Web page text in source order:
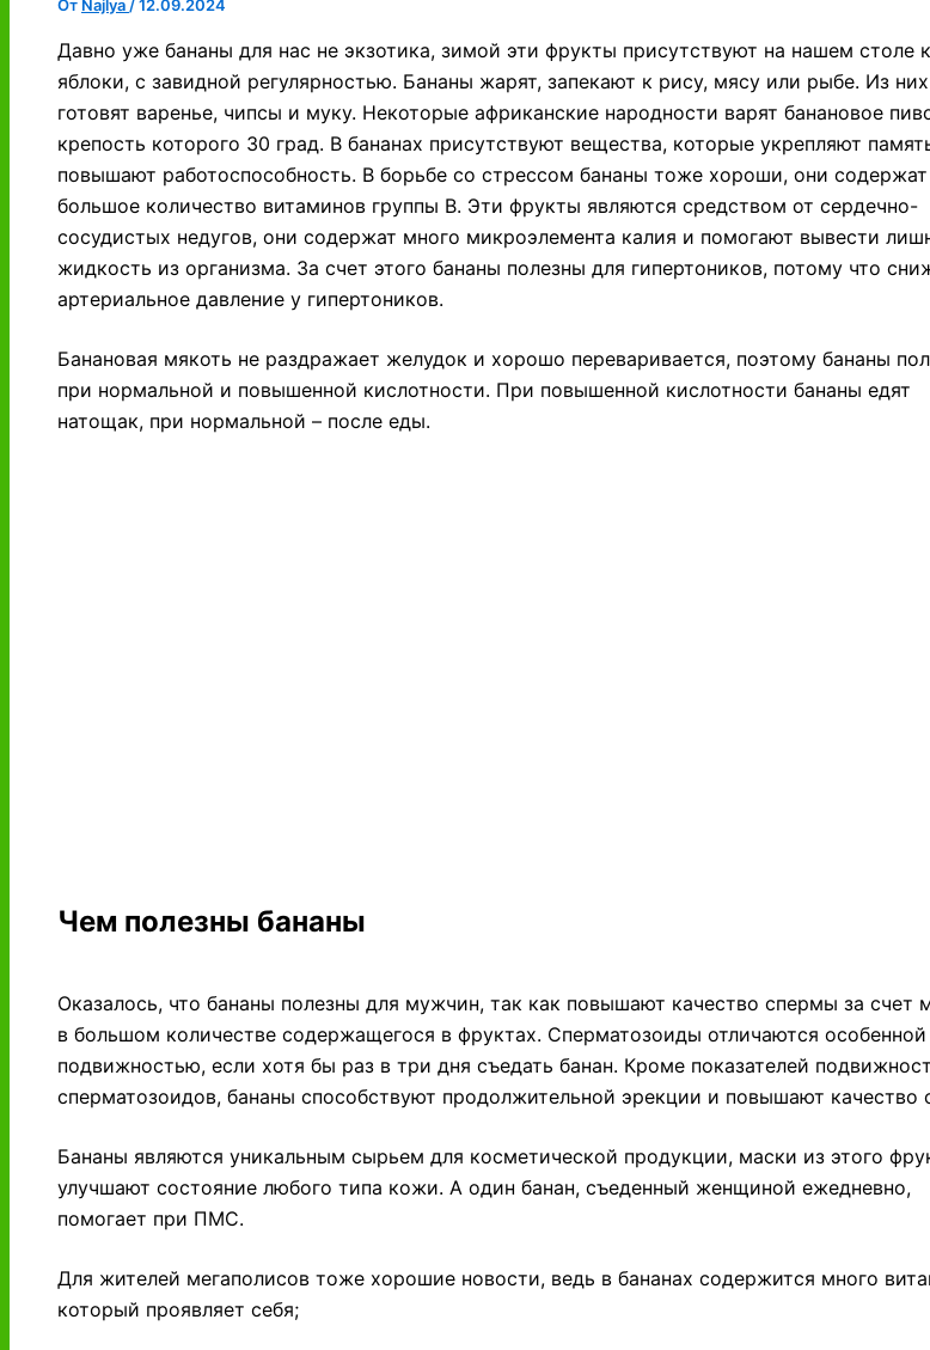
От Najlya /12.09.2024
Давно уже бананы для нас не экзотика, зимой эти фрукты присутствуют на нашем столе
яблоки, с завидной регулярностью. Бананы жарят, запекают к рису, мясу или рыбе. Из них
готовят варенье, чипсы и муку. Некоторые африканские народности варят банановое
крепость которого 30 град. В бананах присутствуют вещества, которые укрепляют
повышают работоспособность. В борьбе со стрессом бананы тоже хороши, они содержат
большое количество витаминов группы В. Эти фрукты являются средством от сердечно-
сосудистых недугов, они содержат много микроэлемента калия и помогают вывести
жидкость из организма. За счет этого бананы полезны для гипертоников, потому что
артериальное давление у гипертоников.
Банановая мякоть не раздражает желудок и хорошо переваривается, поэтому бананы
при нормальной и повышенной кислотности. При повышенной кислотности бананы едят
натощак, при нормальной – после еды.
Чем полезны бананы
Оказалось, что бананы полезны для мужчин, так как повышают качество спермы за счет
в большом количестве содержащегося в фруктах. Сперматозоиды отличаются особенной
подвижностью, если хотя бы раз в три дня съедать банан. Кроме показателей
сперматозоидов, бананы способствуют продолжительной эрекции и повышают качество
Бананы являются уникальным сырьем для косметической продукции, маски из этого
улучшают состояние любого типа кожи. А один банан, съеденный женщиной ежедневно,
помогает при ПМС.
Для жителей мегаполисов тоже хорошие новости, ведь в бананах содержится много
который проявляет себя;